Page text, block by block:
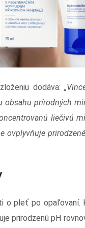
dodáva:
obsahu prírodných
liečivú
ovplyvňuje
o pleť po opaľovaní.
prirodzenú pH